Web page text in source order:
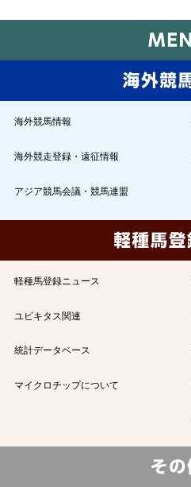
海外競馬情報
海外競走登録・遠征情報
アジア競馬会議・競馬連盟
軽種馬登録ニュース
ユビキタス関連
統計データベース
マイクロチップについて